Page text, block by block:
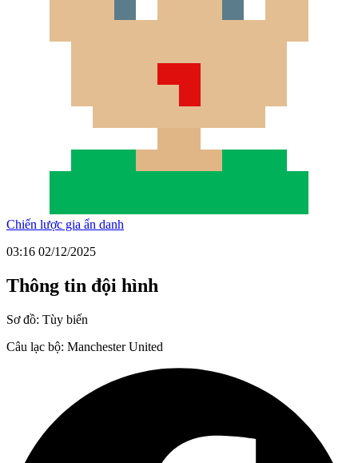
Chiến lược gia ẩn danh
03:16 02/12/2025
Thông tin đội hình
Sơ đồ: Tùy biến
Câu lạc bộ: Manchester United